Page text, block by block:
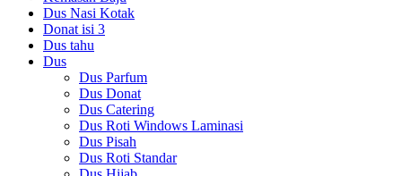
Dus Nasi Kotak
Donat isi 3
Dus tahu
Dus
Dus Parfum
Dus Donat
Dus Catering
Dus Roti Windows Laminasi
Dus Pisah
Dus Roti Standar